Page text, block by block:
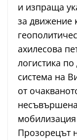
и изпраща
за движение
ахилесова
логистика
система на
от
Прозорецът